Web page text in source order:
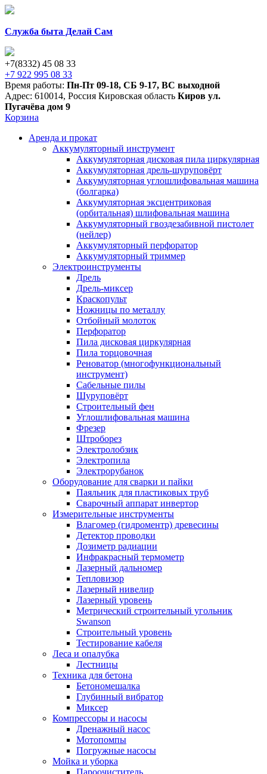
Служба быта Делай Сам
+7(8332) 45 08 33
+7 922 995 08 33
Время работы: Пн-Пт 09-18, СБ 9-17, ВС выходной
Адрес: 610014, Россия Кировская область Киров ул.
Пугачёва дом 9
Корзина
Аренда и прокат
Аккумуляторный инструмент
Аккумуляторная дисковая пила циркулярная
Аккумуляторная дрель-шуруповёрт
Аккумуляторная углошлифовальная машина
(болгарка)
Аккумуляторная эксцентриковая
(орбитальная) шлифовальная машина
Аккумуляторный гвоздезабивной пистолет
(нейлер)
Аккумуляторный перфоратор
Аккумуляторный триммер
Электроинструменты
Дрель
Дрель-миксер
Краскопульт
Ножницы по металлу
Отбойный молоток
Перфоратор
Пила дисковая циркулярная
Пила торцовочная
Реноватор (многофункциональный
инструмент)
Сабельные пилы
Шуруповёрт
Строительный фен
Углошлифовальная машина
Фрезер
Штроборез
Электролобзик
Электропила
Электрорубанок
Оборудование для сварки и пайки
Паяльник для пластиковых труб
Сварочный аппарат инвертор
Измерительные инструменты
Влагомер (гидроментр) древесины
Детектор проводки
Дозиметр радиации
Инфракрасный термометр
Лазерный дальномер
Тепловизор
Лазерный нивелир
Лазерный уровень
Метрический строительный угольник
Swanson
Строительный уровень
Тестирование кабеля
Леса и опалубка
Лестницы
Техника для бетона
Бетономешалка
Глубинный вибратор
Миксер
Компрессоры и насосы
Дренажный насос
Мотопомпы
Погружные насосы
Мойка и уборка
Пароочиститель